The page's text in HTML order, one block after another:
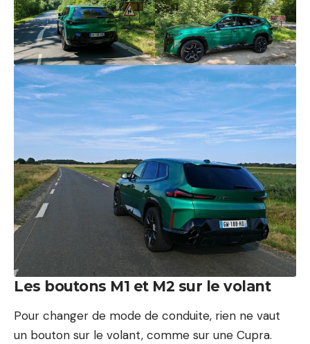
Les boutons M1 et M2 sur le volant
Pour changer de mode de conduite, rien ne vaut
un bouton sur le volant, comme sur une Cupra.